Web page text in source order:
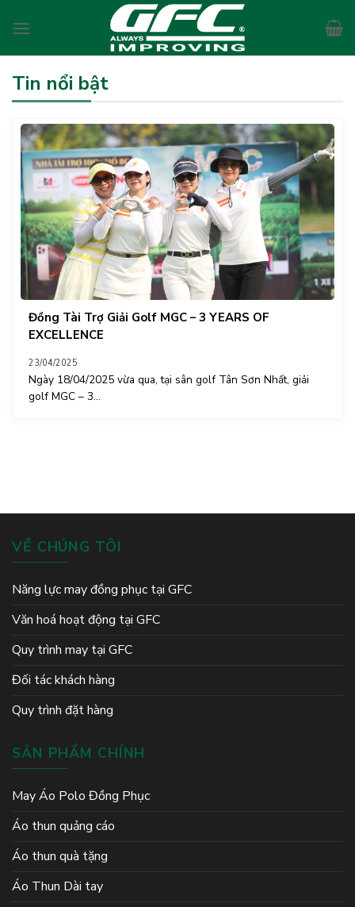
Tin nổi bật
Đồng Tài Trợ Giải Golf MGC – 3 YEARS OF
EXCELLENCE
23/04/2025
Ngày 18/04/2025 vừa qua, tại sân golf Tân Sơn Nhất, giải
golf MGC – 3...
VỀ CHÚNG TÔI
Năng lực may đồng phục tại GFC
Văn hoá hoạt động tại GFC
Quy trình may tại GFC
Đối tác khách hàng
Quy trình đặt hàng
SẢN PHẨM CHÍNH
May Áo Polo Đồng Phục
Áo thun quảng cáo
Áo thun quà tặng
Áo Thun Dài tay